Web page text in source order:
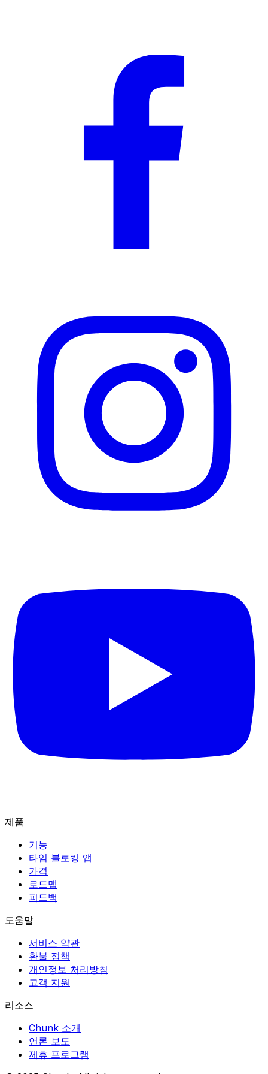
제품
기능
타임 블로킹 앱
가격
로드맵
피드백
도움말
서비스 약관
환불 정책
개인정보 처리방침
고객 지원
리소스
Chunk 소개
언론 보도
제휴 프로그램